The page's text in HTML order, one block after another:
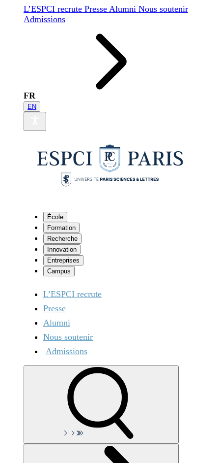
L’ESPCI recrute Presse Alumni Nous soutenir
Admissions
FR
EN
École
Formation
Recherche
Innovation
Entreprises
Campus
L’ESPCI recrute
Presse
Alumni
Nous soutenir
Admissions